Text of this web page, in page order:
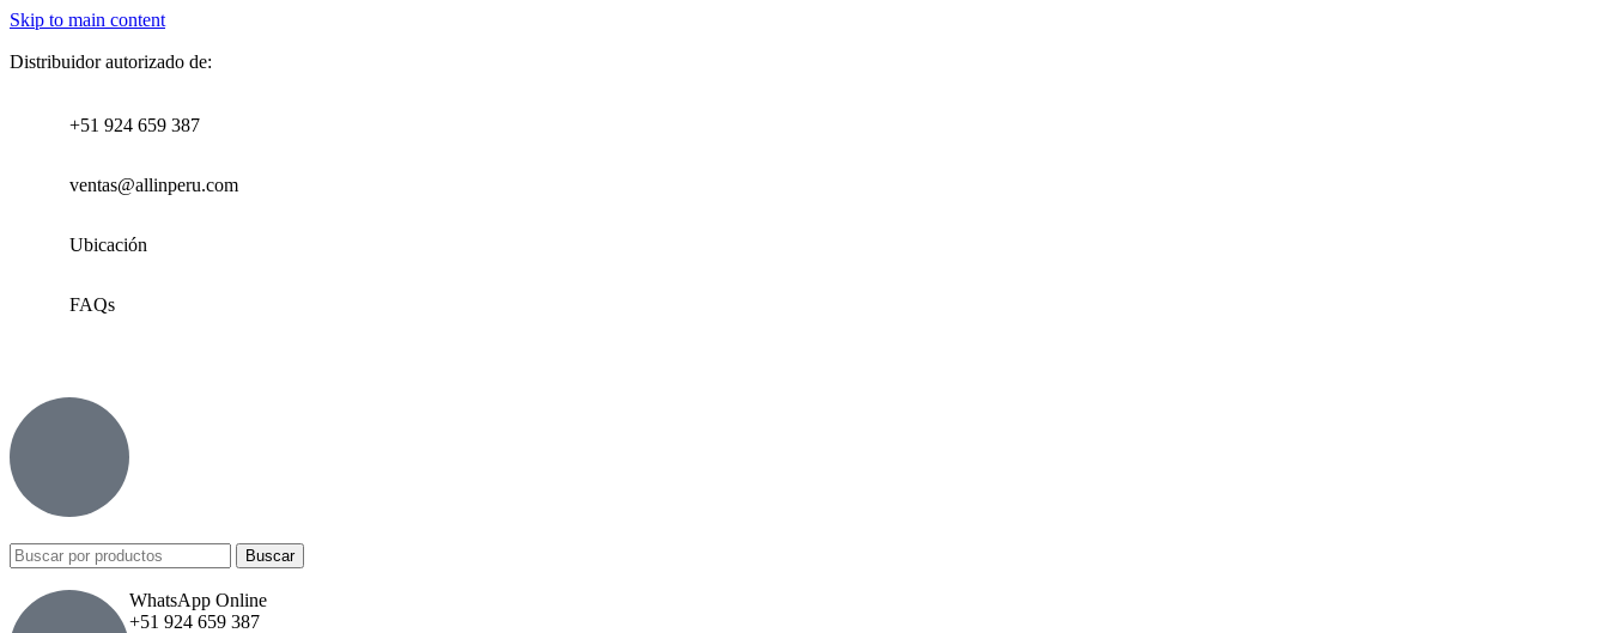
Skip to main content
Distribuidor autorizado de:
+51 924 659 387
ventas@allinperu.com
Ubicación
FAQs
Buscar
WhatsApp Online
+51 924 659 387